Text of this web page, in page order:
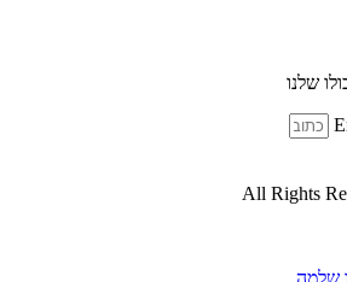
שלנו